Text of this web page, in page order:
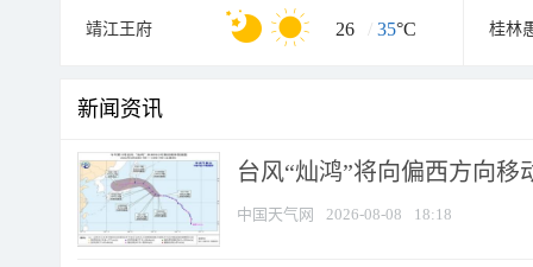
靖江王府 26 / 35°C 桂林
新闻资讯
台风“灿鸿”将向偏西方向移
中国天气网 2026-08-08 18:18